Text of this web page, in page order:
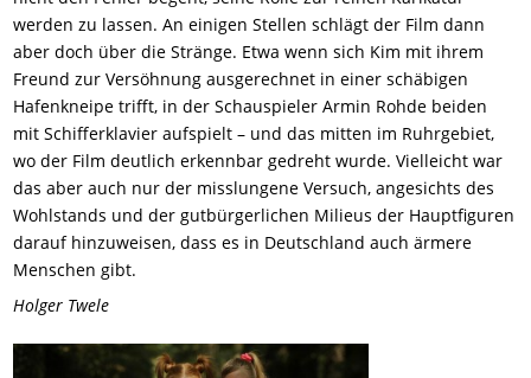
werden zu lassen. An einigen Stellen schlägt der Film dann
aber doch über die Stränge. Etwa wenn sich Kim mit ihrem
Freund zur Versöhnung ausgerechnet in einer schäbigen
Hafenkneipe trifft, in der Schauspieler Armin Rohde beiden
mit Schifferklavier aufspielt – und das mitten im Ruhrgebiet,
wo der Film deutlich erkennbar gedreht wurde. Vielleicht war
das aber auch nur der misslungene Versuch, angesichts des
Wohlstands und der gutbürgerlichen Milieus der Hauptfiguren
darauf hinzuweisen, dass es in Deutschland auch ärmere
Menschen gibt.
Holger Twele